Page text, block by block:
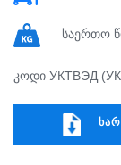
საერთო
კოდი УКТВЭД